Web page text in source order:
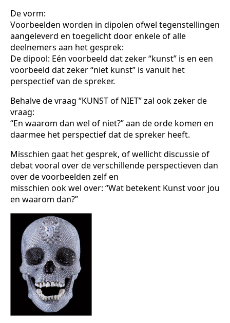
De vorm:
Voorbeelden worden in dipolen ofwel tegenstellingen
aangeleverd en toegelicht door enkele of alle
deelnemers aan het gesprek:
De dipool: Eén voorbeeld dat zeker “kunst” is en een
voorbeeld dat zeker “niet kunst” is vanuit het
perspectief van de spreker.
Behalve de vraag “KUNST of NIET” zal ook zeker de
vraag:
“En waarom dan wel of niet?” aan de orde komen en
daarmee het perspectief dat de spreker heeft.
Misschien gaat het gesprek, of wellicht discussie of
debat vooral over de verschillende perspectieven dan
over de voorbeelden zelf en
misschien ook wel over: “Wat betekent Kunst voor jou
en waarom dan?”